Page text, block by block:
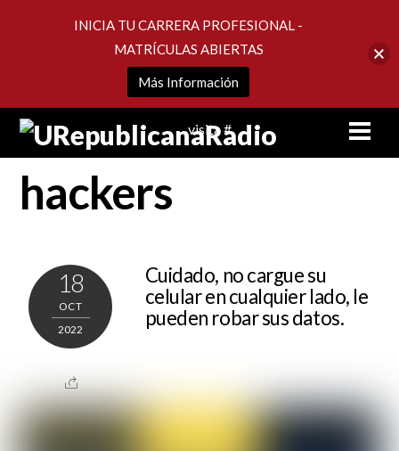
Skip
visita #
hackers
18
OCT
2022
Cuidado, no cargue su
celular en cualquier lado, le
pueden robar sus datos.
INICIA TU CARRERA PROFESIONAL -
MATRÍCULAS ABIERTAS
Más Información